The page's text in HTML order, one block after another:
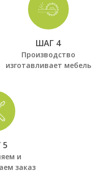
ШАГ 4
Производство
изготавливает мебель
и
заказ